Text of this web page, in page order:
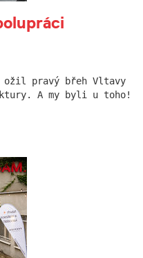
ožil pravý břeh Vltavy
A my byli u toho!